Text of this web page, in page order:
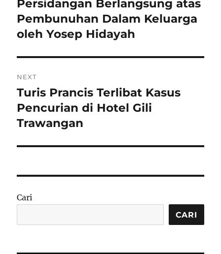
Persidangan Berlangsung atas
Pembunuhan Dalam Keluarga
oleh Yosep Hidayah
NEXT
Next
post:
Turis Prancis Terlibat Kasus
Pencurian di Hotel Gili
Trawangan
Cari
CARI